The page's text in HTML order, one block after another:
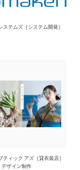
ステムズ［システム開発］
ティック アズ［貸衣装店］
デザイン制作